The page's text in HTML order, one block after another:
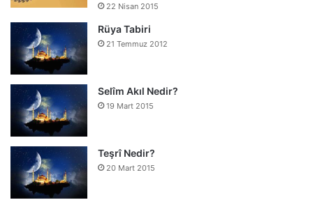
22 Nisan 2015
Rüya Tabiri
21 Temmuz 2012
Selîm Akıl Nedir?
19 Mart 2015
Teşrî Nedir?
20 Mart 2015